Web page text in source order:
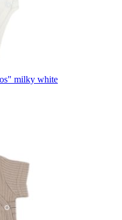
milky white